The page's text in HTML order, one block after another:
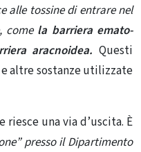
alle tossine di entrare nel
come la barriera emato-
aracnoidea. Questi
altre sostanze utilizzate
riesce una via d’uscita. È
presso il Dipartimento